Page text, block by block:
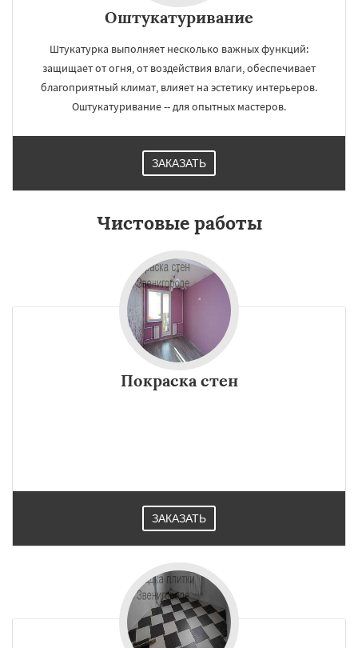
Оштукатуривание
Штукатурка выполняет несколько важных функций:
защищает от огня, от воздействия влаги, обеспечивает
благоприятный климат, влияет на эстетику интерьеров.
Оштукатуривание -- для опытных мастеров.
ЗАКАЗАТЬ
Чистовые работы
Покраска стен
ЗАКАЗАТЬ